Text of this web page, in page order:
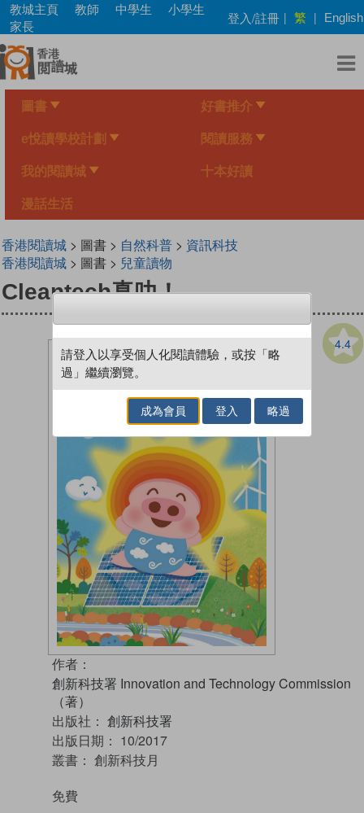
Skip
main
content
教城主頁 教師 中學生
小學生
家長
登入/註冊 | 繁 | English
圖書 好書推介
e悅讀學校計劃 閱讀服務
我的閱讀城 十本好讀
漫話生活
香港閱讀城> 圖書 > 自然科普> 資訊科技
香港閱讀城> 圖書 > 兒童讀物
Cleantech真叻！
4.4
作者：
創新科技署 Innovation and Technology Commission
（著）
出版社： 創新科技署
出版日期： 10/2017
叢書： 創新科技月
免費
請登入以享受個人化閱讀體驗，或按「略
過」繼續瀏覽。
成為會員 登入 略過